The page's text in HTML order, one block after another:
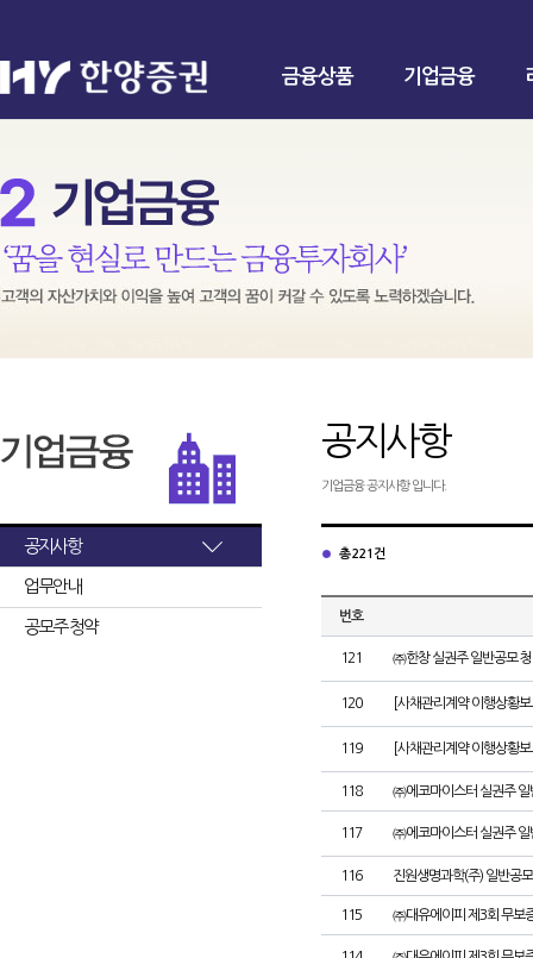
금융상품 기업금융
공지사항
업무안내
공모주 청약
공지사항
기업금융 공지사항 입니다.
총 221건
번호
121 ㈜한창 실권주 일반공모
120 [사채관리계약 이행상황
119 [사채관리계약 이행상황
118 ㈜에코마이스터 실권주 일
117 ㈜에코마이스터 실권주 일
116 진원생명과학(주) 일반공
115 ㈜대유에이피 제3회 무보